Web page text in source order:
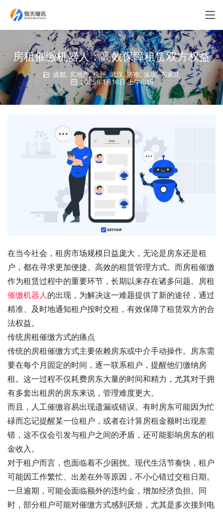
房租催缴机器人：高效保障租赁双方权益
成都 房地产,杭州,武汉,济南, 深圳,石家庄
2025年1月16日 上午6:15
在当今社会，租房市场规模日益庞大，无论是房东还是租
户，都在寻求更加便捷、高效的租赁管理方式。而房租催缴
作为租赁过程中的重要环节，长期以来存在诸多问题。房租
催缴机器人 的出现，为解决这一难题提供了新的途径，通过
精准、及时地通知租户按时交租，有效保障了租赁双方的合
法权益。
传统房租催缴方式的痛点
传统的房租催缴方式主要依赖房东或中介手动操作。房东需
要在每个月固定的时间，逐一联系租户，提醒他们缴纳房
租。这一过程不仅耗费房东大量的时间和精力，尤其对于拥
有多套出租房的房东来说，管理难度更大。
而且，人工催缴容易出现遗漏或错误。有时房东可能因为忙
碌而忘记提醒某一位租户，或者在计算房租金额时出现差
错，这不仅会引发与租户之间的矛盾，还可能影响房东的租
金收入。
对于租户而言，也面临着不少困扰。现代生活节奏快，租户
可能因工作繁忙、出差在外等原因，不小心错过交租日期。
一旦逾期，可能会面临额外的违约金，增加经济负担。同
时，部分租户可能对催缴方式感到厌烦，尤其是多次接到电